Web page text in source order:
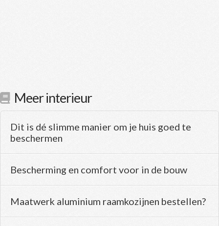
Meer interieur
Dit is dé slimme manier om je huis goed te
beschermen
Bescherming en comfort voor in de bouw
Maatwerk aluminium raamkozijnen bestellen?